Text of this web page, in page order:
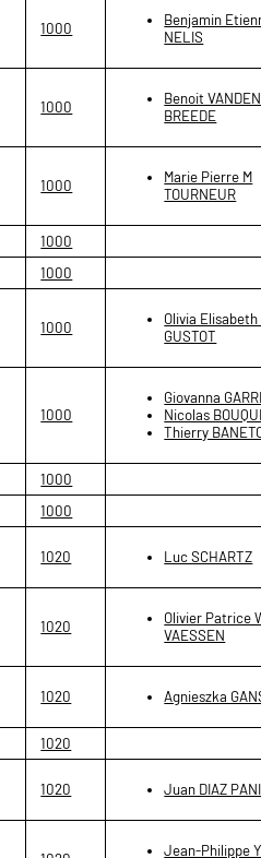
1000
Benjamin
NELIS
1000
Benoit VANDEN
BREEDE
1000
Marie Pierre M
TOURNEUR
1000
1000
1000
Olivia Elisabeth
GUSTOT
1000
Giovanna
Nicolas
Thierry
1000
1000
1020 Luc SCHARTZ
1020
Olivier Patrice
VAESSEN
1020 Agnieszka
1020
1020 Juan DIAZ
Jean-Philippe